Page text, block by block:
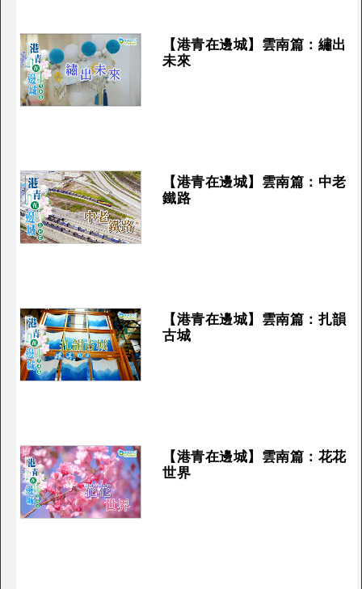
【港青在邊城】雲南篇：繡出
未來
【港青在邊城】雲南篇：中老
鐵路
【港青在邊城】雲南篇：扎韻
古城
【港青在邊城】雲南篇：花花
世界